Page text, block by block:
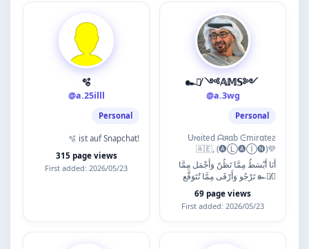
🫧
@a.25illl
Personal
🫧 ist auf Snapchat!
315 page views
First added: 2026/05/23
@a.3wg
Personal
ᑌᘚited ᗩяɑb ᕮmirɑteƨ
🇦🇪, (🅐Ⓛ🅐Ⓘ🅝)💜
أَنَا أَبْسَطُ مِمَّا تَظُنّ وَأَجْمَل مِمَّا
تَرْجُو وَأَرْقَى مِمَّا تُتَوَقَّع ๛̸❦
69 page views
First added: 2026/05/23